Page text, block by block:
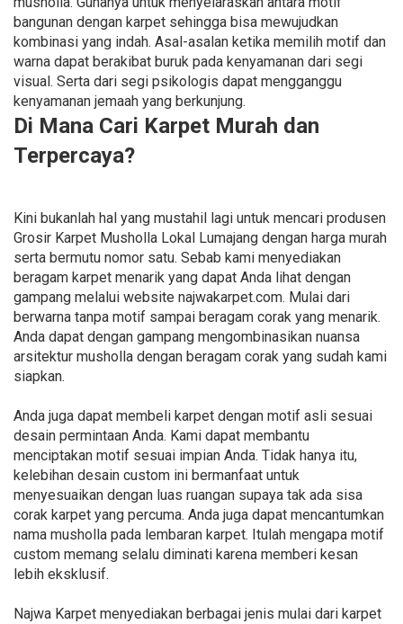
bangunan dengan karpet sehingga bisa mewujudkan
kombinasi yang indah. Asal-asalan ketika memilih motif dan
warna dapat berakibat buruk pada kenyamanan dari segi
visual. Serta dari segi psikologis dapat mengganggu
kenyamanan jemaah yang berkunjung.
Di Mana Cari Karpet Murah dan
Terpercaya?
Kini bukanlah hal yang mustahil lagi untuk mencari produsen
Grosir Karpet Musholla Lokal Lumajang dengan harga murah
serta bermutu nomor satu. Sebab kami menyediakan
beragam karpet menarik yang dapat Anda lihat dengan
gampang melalui website najwakarpet.com. Mulai dari
berwarna tanpa motif sampai beragam corak yang menarik.
Anda dapat dengan gampang mengombinasikan nuansa
arsitektur musholla dengan beragam corak yang sudah kami
siapkan.
Anda juga dapat membeli karpet dengan motif asli sesuai
desain permintaan Anda. Kami dapat membantu
menciptakan motif sesuai impian Anda. Tidak hanya itu,
kelebihan desain custom ini bermanfaat untuk
menyesuaikan dengan luas ruangan supaya tak ada sisa
corak karpet yang percuma. Anda juga dapat mencantumkan
nama musholla pada lembaran karpet. Itulah mengapa motif
custom memang selalu diminati karena memberi kesan
lebih eksklusif.
Najwa Karpet menyediakan berbagai jenis mulai dari karpet